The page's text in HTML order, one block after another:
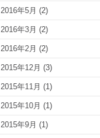
2016年5月 (2)
2016年3月 (2)
2016年2月 (2)
2015年12月 (3)
2015年11月 (1)
2015年10月 (1)
2015年9月 (1)